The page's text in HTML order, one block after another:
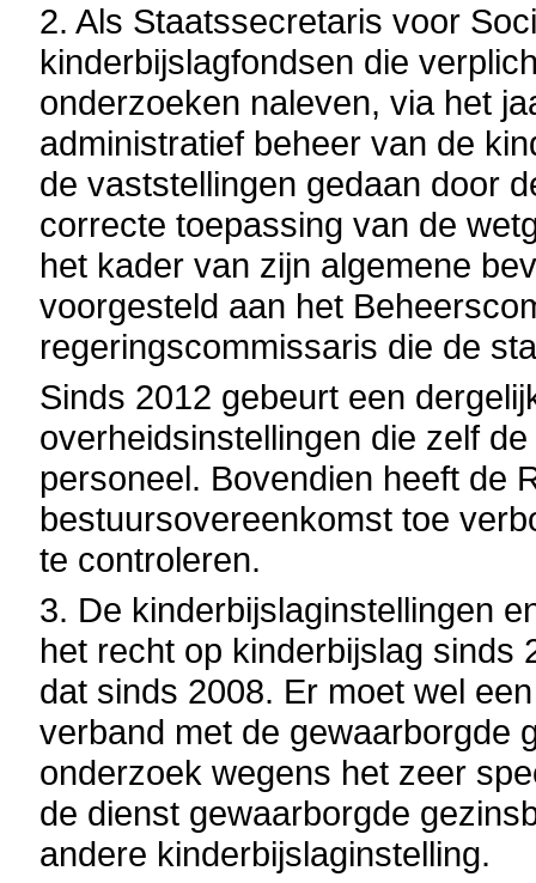
2. Als Staatssecretaris voor
kinderbijslagfondsen die
onderzoeken naleven, via het
administratief beheer van de
de vaststellingen gedaan door
correcte toepassing van de
het kader van zijn algemene
voorgesteld aan het
regeringscommissaris die de
Sinds 2012 gebeurt een
overheidsinstellingen die zelf
personeel. Bovendien heeft de
bestuursovereenkomst toe
te controleren.
3. De kinderbijslaginstellingen
het recht op kinderbijslag sinds
dat sinds 2008. Er moet wel
verband met de gewaarborgde
onderzoek wegens het zeer
de dienst gewaarborgde
andere kinderbijslaginstelling.